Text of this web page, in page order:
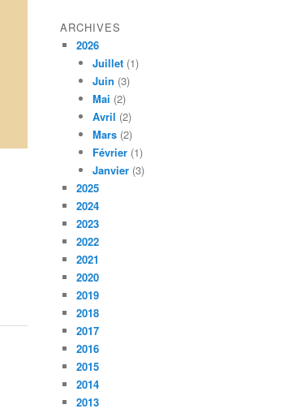
ARCHIVES
2026
Juillet (1)
Juin (3)
Mai (2)
Avril (2)
Mars (2)
Février (1)
Janvier (3)
2025
2024
2023
2022
2021
2020
2019
2018
2017
2016
2015
2014
2013